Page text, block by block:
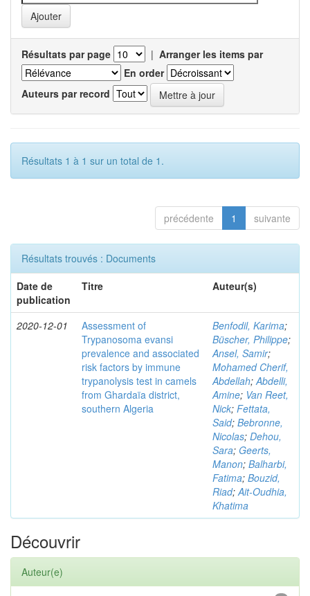
Résultats par page | Arranger les items par
En order
Auteurs par record
Résultats 1 à 1 sur un total de 1.
précédente 1 suivante
Résultats trouvés : Documents
Date de
publication
Titre Auteur(s)
2020-12-01
Assessment of
Trypanosoma evansi
prevalence and associated
risk factors by immune
trypanolysis test in camels
from Ghardaïa district,
southern Algeria
Benfodil, Karima;
Büscher, Philippe;
Ansel, Samir;
Mohamed Cherif,
Abdellah;Abdelli,
Amine; Van Reet,
Nick; Fettata,
Said; Bebronne,
Nicolas; Dehou,
Sara; Geerts,
Manon; Balharbi,
Fatima; Bouzid,
Riad;Ait-Oudhia,
Khatima
Découvrir
Auteur(e)